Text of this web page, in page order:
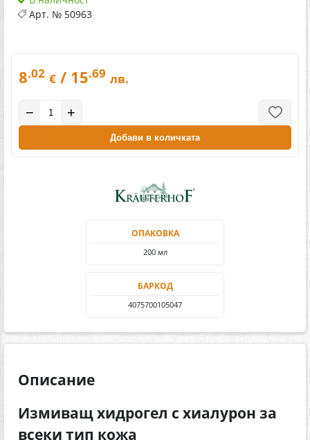
Арт. № 50963
8.02 € / 15.69 лв.
− +
Добави в количката
ОПАКОВКА
200 мл
БАРКОД
4075700105047
Описание
Измиващ хидрогел с хиалурон за
всеки тип кожа